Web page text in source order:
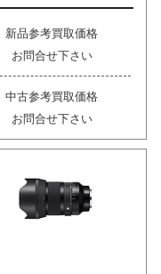
新品参考買取価格
お問合せ下さい
中古参考買取価格
お問合せ下さい